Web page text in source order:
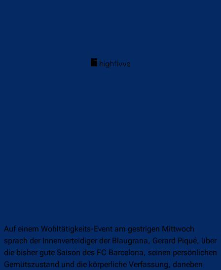
Auf einem Wohltätigkeits-Event am gestrigen Mittwoch
sprach der Innenverteidiger der Blaugrana, Gerard Piqué, über
die bisher gute Saison des FC Barcelona, seinen persönlichen
Gemütszustand und die körperliche Verfassung, daneben